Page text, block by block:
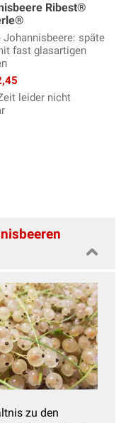
Ribest®
Johannisbeere: späte
fast glasartigen
leider nicht
zu den